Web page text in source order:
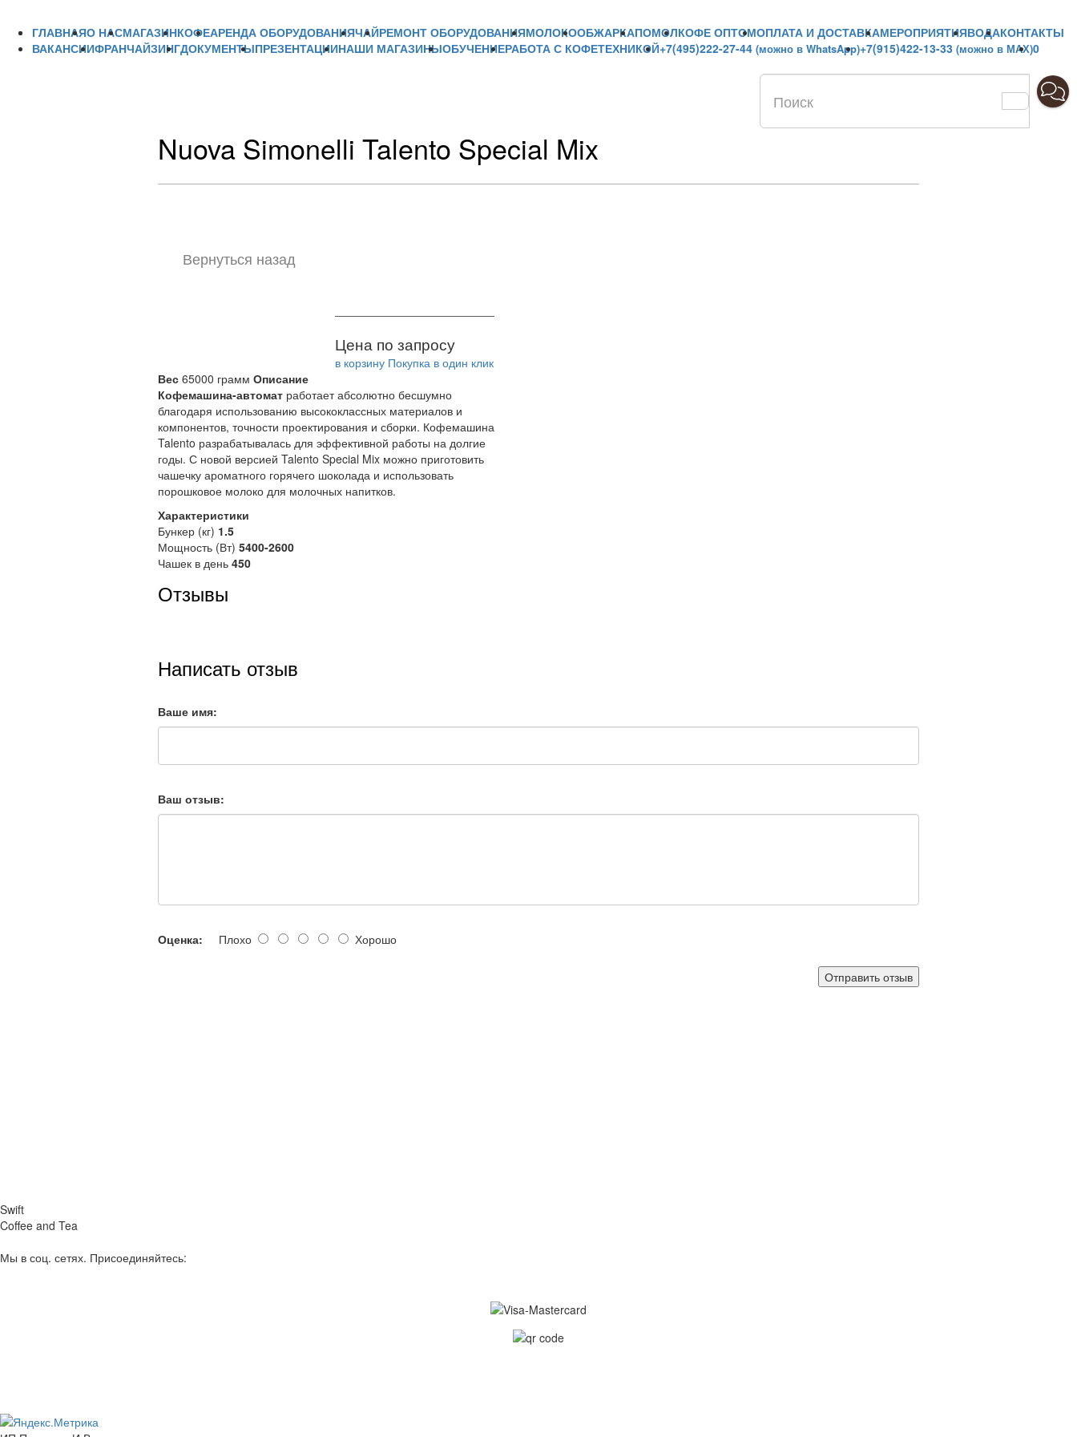
ГЛАВНАЯО НАСМАГАЗИНКОФЕАРЕНДА ОБОРУДОВАНИЯЧАЙРЕМОНТ ОБОРУДОВАНИЯМОЛОКООБЖАРКАПОМОЛКОФЕ ОПТОМОПЛАТА И ДОСТАВКАМЕРОПРИЯТИЯВОДАКОНТАКТЫ
ВАКАНСИИФРАНЧАЙЗИНГДОКУМЕНТЫПРЕЗЕНТАЦИИНАШИ МАГАЗИНЫОБУЧЕНИЕРАБОТА С КОФЕТЕХНИКОЙ+7(495)222-27-44 (можно в WhatsApp)+7(915)422-13-33 (можно в МАХ)0
Nuova Simonelli Talento Special Mix
Вернуться назад
Цена по запросу
в корзину Покупка в один клик
Вес 65000 грамм Описание
Кофемашина-автомат работает абсолютно бесшумно
благодаря использованию высококлассных материалов и
компонентов, точности проектирования и сборки. Кофемашина
Talento разрабатывалась для эффективной работы на долгие
годы. С новой версией Talento Special Mix можно приготовить
чашечку ароматного горячего шоколада и использовать
порошковое молоко для молочных напитков.
Характеристики
Бункер (кг) 1.5
Мощность (Вт) 5400-2600
Чашек в день 450
Отзывы
Написать отзыв
Ваше имя:
Ваш отзыв:
Оценка: Плохо Хорошо
Отправить отзыв
Swift
Coffee and Tea
Мы в соц. сетях. Присоединяйтесь: